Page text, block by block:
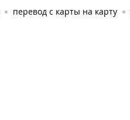
перевод с карты на карту